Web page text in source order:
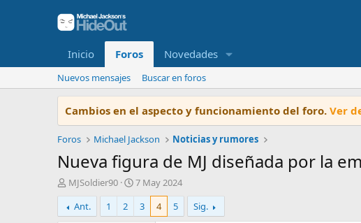
Inicio Foros Novedades
Nuevos mensajes Buscar en foros
Cambios en el aspecto y funcionamiento del foro. Ver
Foros Michael Jackson Noticias y rumores
Nueva figura de MJ diseñada por la
I
n
i
c
MJSoldier90
F
e
h
7 May 2024
Ant.
1 2 3 4 5 Sig.